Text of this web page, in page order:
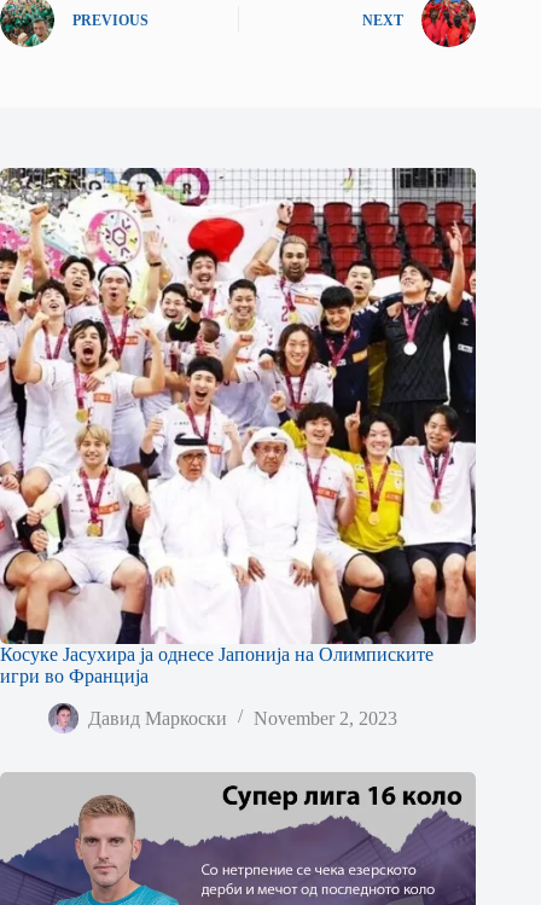
PREVIOUS NEXT
Косуке Јасухира ја однесе Јапонија на Олимписките
игри во Франција
Давид Маркоски November 2, 2023